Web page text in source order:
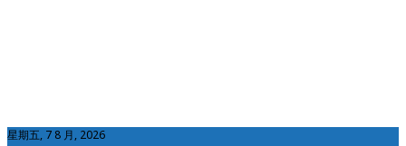
星期五, 7 8 月, 2026